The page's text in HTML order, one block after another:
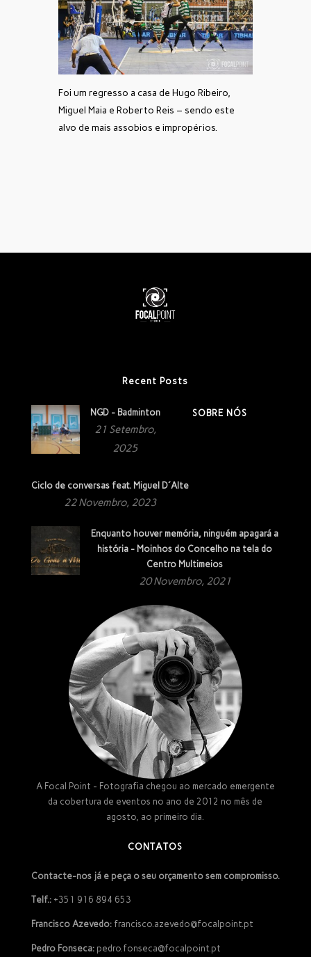
Foi um regresso a casa de Hugo Ribeiro,
Miguel Maia e Roberto Reis – sendo este
alvo de mais assobios e impropérios.
Recent Posts
NGD - Badminton
21 Setembro,
2025
Ciclo de conversas feat. Miguel D´Alte
22 Novembro, 2023
Enquanto houver memória, ninguém apagará a
história - Moinhos do Concelho na tela do
Centro Multimeios
20 Novembro, 2021
SOBRE NÓS
A Focal Point - Fotografia chegou ao mercado emergente
da cobertura de eventos no ano de 2012 no mês de
agosto, ao primeiro dia.
CONTATOS
Contacte-nos já e peça o seu orçamento sem compromisso.
Telf.:+351 916 894 653
Francisco Azevedo:francisco.azevedo@focalpoint.pt
Pedro Fonseca:pedro.fonseca@focalpoint.pt